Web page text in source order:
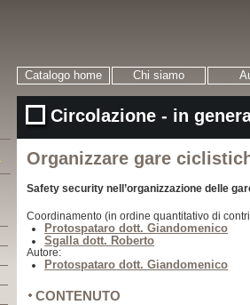
Catalogo home Chi siamo
Circolazione - in
Organizzare gare
Safety security nell’organizzazione delle
Coordinamento (in ordine quantitativo di
Protospataro dott. Giandomenico
Sgalla dott. Roberto
Autore:
Protospataro dott. Giandomenico
CONTENUTO